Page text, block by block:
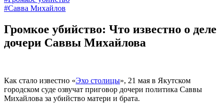
#Савва Михайлов
Громкое убийство: Что известно о деле
дочери Саввы Михайлова
Как стало известно «Эхо столицы», 21 мая в Якутском
городском суде озвучат приговор дочери политика Саввы
Михайлова за убийство матери и брата.